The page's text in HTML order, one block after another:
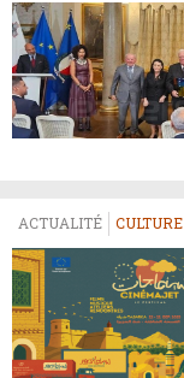
ACTUALITÉ CULTURE